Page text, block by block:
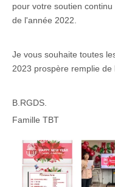
pour votre soutien
de l'année 2022.
Je vous souhaite toutes
2023 prospère remplie
B.RGDS.
Famille TBT